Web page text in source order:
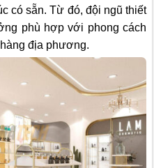
có sẵn. Từ đó, đội ngũ thiết
phù hợp với phong cách
địa phương.